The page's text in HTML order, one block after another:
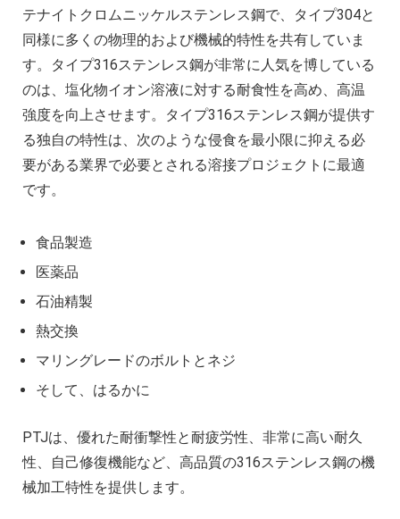
テナイトクロムニッケルステンレス鋼で、タイプ304と
同様に多くの物理的および機械的特性を共有していま
す。タイプ316ステンレス鋼が非常に人気を博している
のは、塩化物イオン溶液に対する耐食性を高め、高温
強度を向上させます。タイプ316ステンレス鋼が提供す
る独自の特性は、次のような侵食を最小限に抑える必
要がある業界で必要とされる溶接プロジェクトに最適
です。
食品製造
医薬品
石油精製
熱交換
マリングレードのボルトとネジ
そして、はるかに
PTJは、優れた耐衝撃性と耐疲労性、非常に高い耐久
性、自己修復機能など、高品質の316ステンレス鋼の機
械加工特性を提供します。